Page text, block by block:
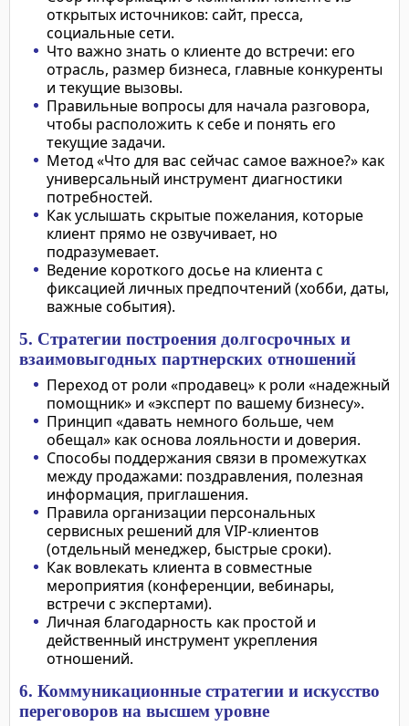
открытых источников: сайт, пресса,
социальные сети.
Что важно знать о клиенте до встречи: его
отрасль, размер бизнеса, главные конкуренты
и текущие вызовы.
Правильные вопросы для начала разговора,
чтобы расположить к себе и понять его
текущие задачи.
Метод «Что для вас сейчас самое важное?» как
универсальный инструмент диагностики
потребностей.
Как услышать скрытые пожелания, которые
клиент прямо не озвучивает, но
подразумевает.
Ведение короткого досье на клиента с
фиксацией личных предпочтений (хобби, даты,
важные события).
5. Стратегии построения долгосрочных и
взаимовыгодных партнерских отношений
Переход от роли «продавец» к роли «надежный
помощник» и «эксперт по вашему бизнесу».
Принцип «давать немного больше, чем
обещал» как основа лояльности и доверия.
Способы поддержания связи в промежутках
между продажами: поздравления, полезная
информация, приглашения.
Правила организации персональных
сервисных решений для VIP-клиентов
(отдельный менеджер, быстрые сроки).
Как вовлекать клиента в совместные
мероприятия (конференции, вебинары,
встречи с экспертами).
Личная благодарность как простой и
действенный инструмент укрепления
отношений.
6. Коммуникационные стратегии и искусство
переговоров на высшем уровне